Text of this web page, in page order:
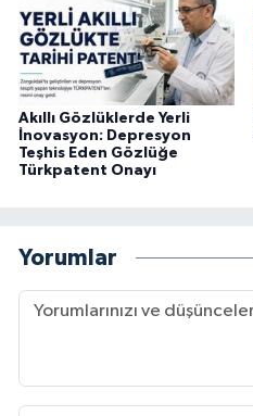
Akıllı Gözlüklerde Yerli
İnovasyon: Depresyon
Teşhis Eden Gözlüğe
Türkpatent Onayı
Yorumlar